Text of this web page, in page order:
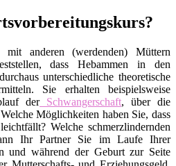
mit anderen (werdenden) Müttern
dass Hebammen in den
unterschiedliche theoretische
Sie erhalten beispielsweise
derSchwangerschaft, über die
Möglichkeiten haben Sie, dass
Welche schmerzlindernden
Ihr Partner Sie im Laufe Ihrer
und während der Geburt zur Seite